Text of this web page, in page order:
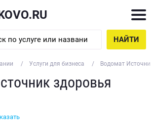
НАЙТИ
Услуги для бизнеса Водомат
здоровья